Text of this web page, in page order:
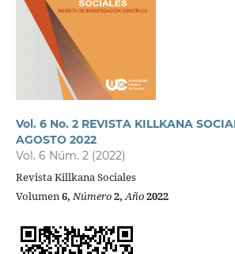
Vol. 6 No. 2 REVISTA KILLKANA
AGOSTO 2022
Vol. 6 Núm. 2 (2022)
Revista Killkana Sociales
Volumen6,Número2,Año2022